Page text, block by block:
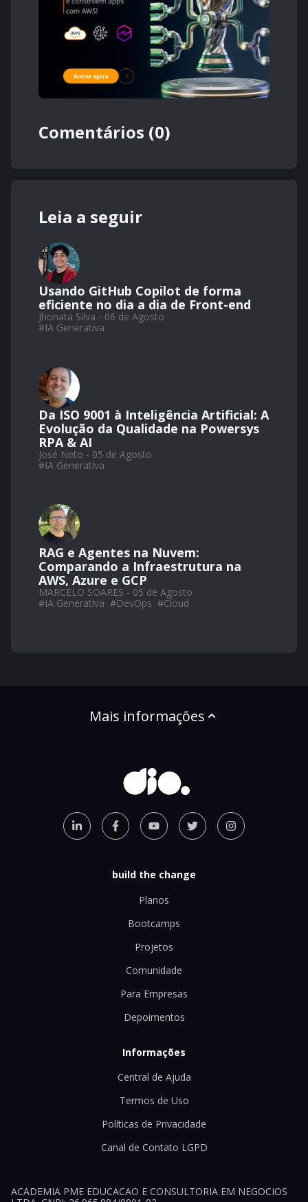
Comentários (0)
Leia a seguir
Usando GitHub Copilot de forma
eficiente no dia a dia de Front-end
Jhonata Silva - 06 de Agosto
#IA Generativa
Da ISO 9001 à Inteligência Artificial: A
Evolução da Qualidade na Powersys
RPA & AI
José Neto - 05 de Agosto
#IA Generativa
RAG e Agentes na Nuvem:
Comparando a Infraestrutura na
AWS, Azure e GCP
MARCELO SOARES - 05 de Agosto
#IA Generativa #DevOps #Cloud
Mais informações
build the change
Planos
Bootcamps
Projetos
Comunidade
Para Empresas
Depoimentos
Informações
Central de Ajuda
Termos de Uso
Políticas de Privacidade
Canal de Contato LGPD
ACADEMIA PME EDUCACAO E CONSULTORIA EM NEGOCIOS